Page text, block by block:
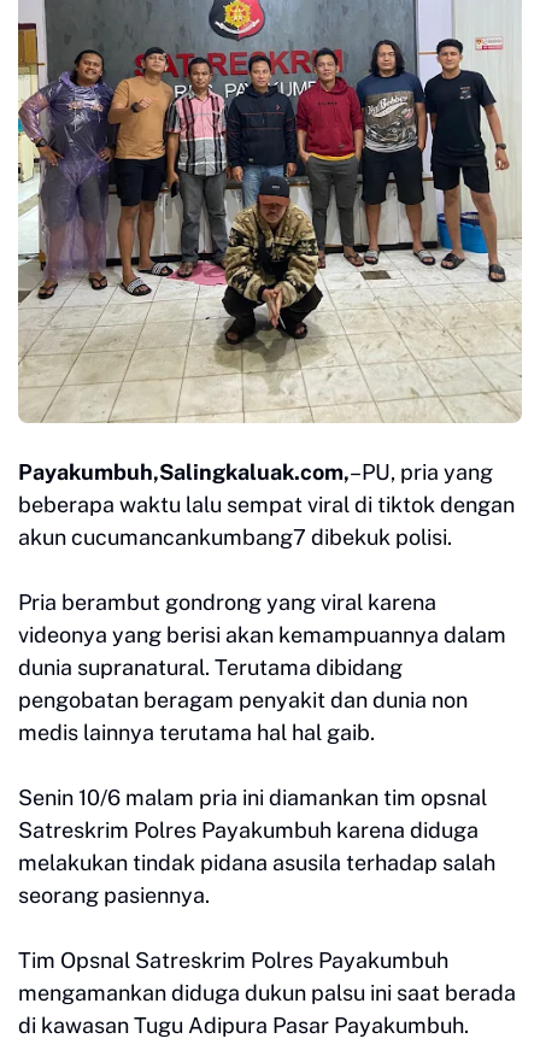
Payakumbuh,Salingkaluak.com,–PU, pria yang
beberapa waktu lalu sempat viral di tiktok dengan
akun cucumancankumbang7 dibekuk polisi.
Pria berambut gondrong yang viral karena
videonya yang berisi akan kemampuannya dalam
dunia supranatural. Terutama dibidang
pengobatan beragam penyakit dan dunia non
medis lainnya terutama hal hal gaib.
Senin 10/6 malam pria ini diamankan tim opsnal
Satreskrim Polres Payakumbuh karena diduga
melakukan tindak pidana asusila terhadap salah
seorang pasiennya.
Tim Opsnal Satreskrim Polres Payakumbuh
mengamankan diduga dukun palsu ini saat berada
di kawasan Tugu Adipura Pasar Payakumbuh.